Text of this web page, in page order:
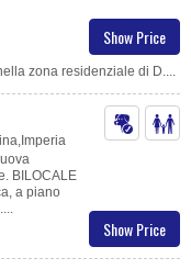
Show Price
zona residenziale di D....
Show Price
BILOCALE
a piano